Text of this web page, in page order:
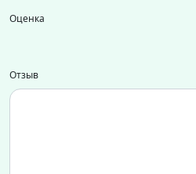
Оценка
Отзыв